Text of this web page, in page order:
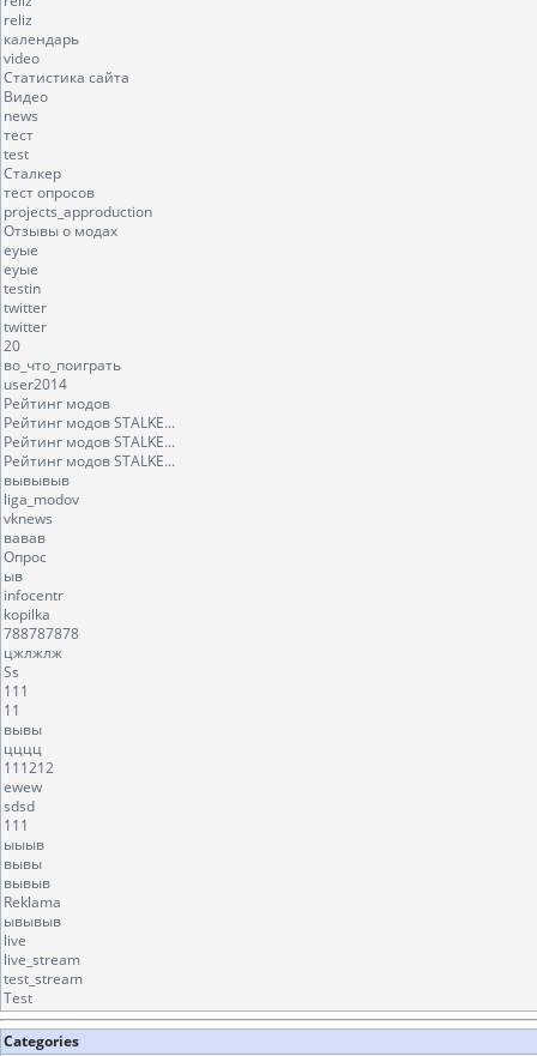
reliz
календарь
video
Статистика сайта
Видео
news
тест
test
Сталкер
тест опросов
projects_approduction
Отзывы о модах
еуые
еуые
testin
twitter
twitter
20
во_что_поиграть
user2014
Рейтинг модов
Рейтинг модов STALKE...
Рейтинг модов STALKE...
Рейтинг модов STALKE...
вывывыв
liga_modov
vknews
вавав
Опрос
ыв
infocentr
kopilka
788787878
цжлжлж
Ss
111
11
вывы
цццц
111212
ewew
sdsd
111
ыыыв
вывы
вывыв
Reklama
ывывыв
live
live_stream
test_stream
Test
Categories